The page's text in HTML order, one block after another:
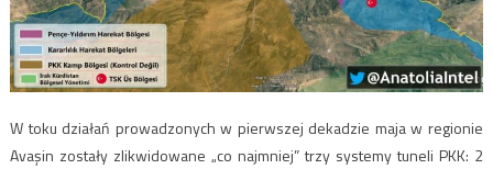
W toku działań prowadzonych w pierwszej dekadzie maja w regionie
Avaşin zostały zlikwidowane „co najmniej” trzy systemy tuneli PKK: 2